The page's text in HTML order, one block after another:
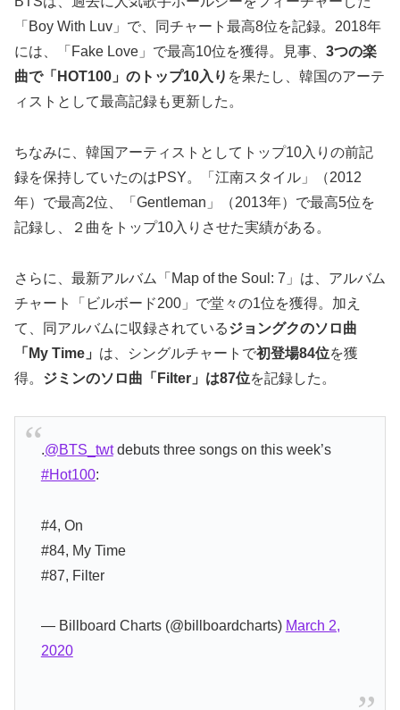
「Boy With Luv」で、同チャート最高8位を記録。2018年
には、「Fake Love」で最高10位を獲得。見事、 3つの楽
曲で「HOT100」のトップ10入り を果たし、韓国のアーテ
ィストとして最高記録も更新した。
ちなみに、韓国アーティストとしてトップ10入りの前記
録を保持していたのはPSY。「江南スタイル」（2012
年）で最高2位、「Gentleman」（2013年）で最高5位を
記録し、２曲をトップ10入りさせた実績がある。
さらに、最新アルバム「Map of the Soul: 7」は、アルバム
チャート「ビルボード200」で堂々の1位を獲得。加え
て、同アルバムに収録されているジョングクのソロ曲
「My Time」 は、シングルチャートで初登場84位を獲
得。 ジミンのソロ曲「Filter」は87位を記録した。
.@BTS_twtdebuts three songs on this week’s
#Hot100:
#4, On
#84, My Time
#87, Filter
— Billboard Charts (@billboardcharts) March 2,
2020